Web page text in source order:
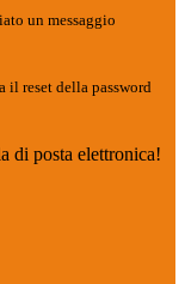
un messaggio
il reset della password
di posta elettronica!